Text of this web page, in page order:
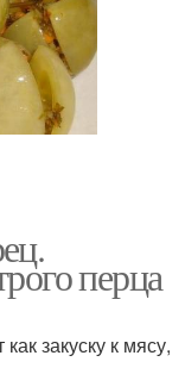
перца
закуску к мясу,